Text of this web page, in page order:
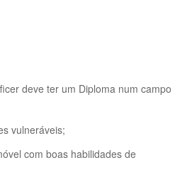
deve ter um Diploma num campo
vulneráveis;
com boas habilidades de